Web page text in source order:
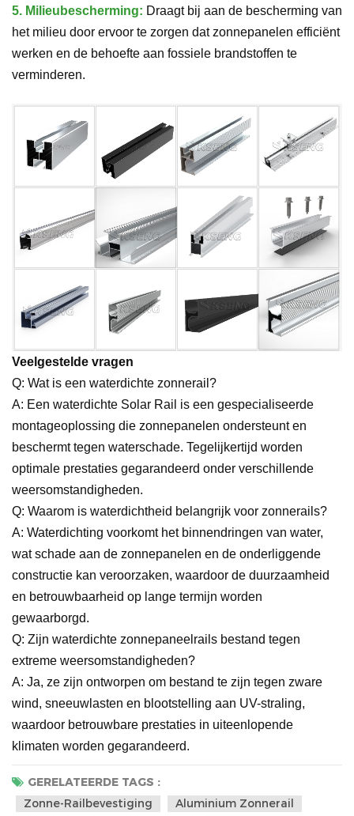
5. Milieubescherming: Draagt bij aan de bescherming van
het milieu door ervoor te zorgen dat zonnepanelen efficiënt
werken en de behoefte aan fossiele brandstoffen te
verminderen.
Veelgestelde vragen
Q: Wat is een waterdichte zonnerail?
A: Een waterdichte Solar Rail is een gespecialiseerde
montageoplossing die zonnepanelen ondersteunt en
beschermt tegen waterschade. Tegelijkertijd worden
optimale prestaties gegarandeerd onder verschillende
weersomstandigheden.
Q: Waarom is waterdichtheid belangrijk voor zonnerails?
A: Waterdichting voorkomt het binnendringen van water,
wat schade aan de zonnepanelen en de onderliggende
constructie kan veroorzaken, waardoor de duurzaamheid
en betrouwbaarheid op lange termijn worden
gewaarborgd.
Q: Zijn waterdichte zonnepaneelrails bestand tegen
extreme weersomstandigheden?
A: Ja, ze zijn ontworpen om bestand te zijn tegen zware
wind, sneeuwlasten en blootstelling aan UV-straling,
waardoor betrouwbare prestaties in uiteenlopende
klimaten worden gegarandeerd.
GERELATEERDE TAGS :
Zonne-Railbevestiging
Aluminium Zonnerail